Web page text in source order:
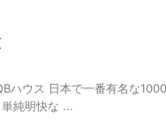
ハウス 日本で一番有名な
純明快な ...